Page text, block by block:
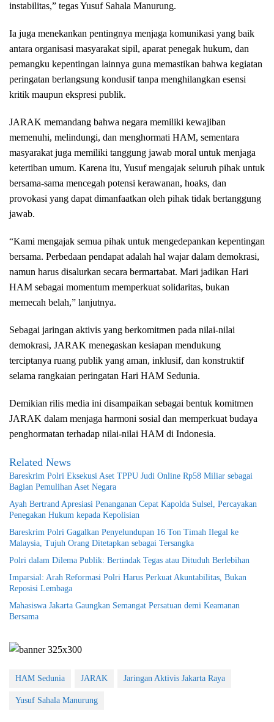
instabilitas,” tegas Yusuf Sahala Manurung.
Ia juga menekankan pentingnya menjaga komunikasi yang baik
antara organisasi masyarakat sipil, aparat penegak hukum, dan
pemangku kepentingan lainnya guna memastikan bahwa kegiatan
peringatan berlangsung kondusif tanpa menghilangkan esensi
kritik maupun ekspresi publik.
JARAK memandang bahwa negara memiliki kewajiban
memenuhi, melindungi, dan menghormati HAM, sementara
masyarakat juga memiliki tanggung jawab moral untuk menjaga
ketertiban umum. Karena itu, Yusuf mengajak seluruh pihak untuk
bersama-sama mencegah potensi kerawanan, hoaks, dan
provokasi yang dapat dimanfaatkan oleh pihak tidak bertanggung
jawab.
“Kami mengajak semua pihak untuk mengedepankan kepentingan
bersama. Perbedaan pendapat adalah hal wajar dalam demokrasi,
namun harus disalurkan secara bermartabat. Mari jadikan Hari
HAM sebagai momentum memperkuat solidaritas, bukan
memecah belah,” lanjutnya.
Sebagai jaringan aktivis yang berkomitmen pada nilai-nilai
demokrasi, JARAK menegaskan kesiapan mendukung
terciptanya ruang publik yang aman, inklusif, dan konstruktif
selama rangkaian peringatan Hari HAM Sedunia.
Demikian rilis media ini disampaikan sebagai bentuk komitmen
JARAK dalam menjaga harmoni sosial dan memperkuat budaya
penghormatan terhadap nilai-nilai HAM di Indonesia.
Related News
Bareskrim Polri Eksekusi Aset TPPU Judi Online Rp58 Miliar sebagai
Bagian Pemulihan Aset Negara
Ayah Bertrand Apresiasi Penanganan Cepat Kapolda Sulsel, Percayakan
Penegakan Hukum kepada Kepolisian
Bareskrim Polri Gagalkan Penyelundupan 16 Ton Timah Ilegal ke
Malaysia, Tujuh Orang Ditetapkan sebagai Tersangka
Polri dalam Dilema Publik: Bertindak Tegas atau Dituduh Berlebihan
Imparsial: Arah Reformasi Polri Harus Perkuat Akuntabilitas, Bukan
Reposisi Lembaga
Mahasiswa Jakarta Gaungkan Semangat Persatuan demi Keamanan
Bersama
HAM Sedunia JARAK Jaringan Aktivis Jakarta Raya
Yusuf Sahala Manurung